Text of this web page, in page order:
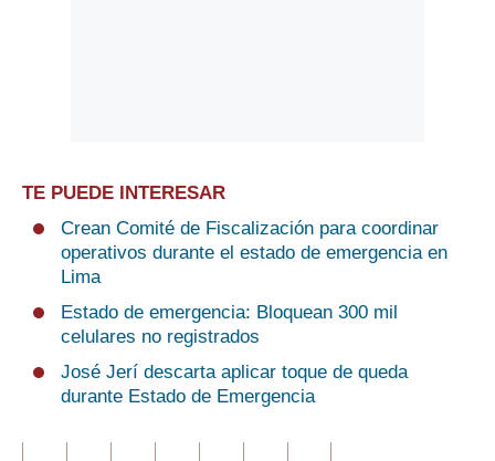
TE PUEDE INTERESAR
Crean Comité de Fiscalización para coordinar
operativos durante el estado de emergencia en
Lima
Estado de emergencia: Bloquean 300 mil
celulares no registrados
José Jerí descarta aplicar toque de queda
durante Estado de Emergencia